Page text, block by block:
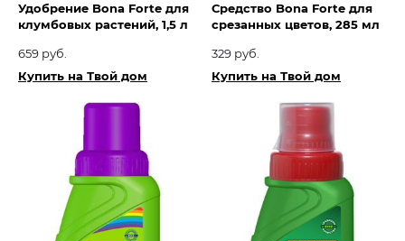
Удобрение Bona Forte для
клумбовых растений, 1,5 л
659 руб.
Купить на Твой дом
Средство Bona Forte для
срезанных цветов, 285 мл
329 руб.
Купить на Твой дом